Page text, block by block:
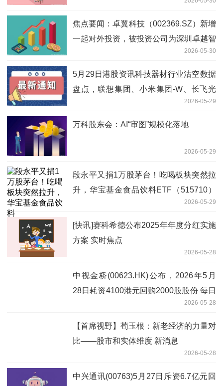
焦点要闻：卓翼科技（002369.SZ）新增
一起对外投资，被投资公司为深圳卓越智
2026-05-30
5月29日港股资讯科技器材行业沽空数据
盘点，联想集团、小米集团-W、长飞光
2026-05-29
万科股东会：AI“审图”规模化落地
2026-05-29
段永平又捐1万股茅台！吃喝板块突然拉
升，华宝基金食品饮料ETF（515710）
2026-05-29
[快讯]赛科希德公布2025年年度分红实施
方案 实时焦点
2026-05-28
中视金桥(00623.HK)公布，2026年5月
28日耗资4100港元回购2000股股份 每日
2026-05-28
【首席视野】荀玉根：新老经济的力量对
比——股市和实体维度 新消息
2026-05-28
中兴通讯(00763)5月27日斥资6.7亿元回